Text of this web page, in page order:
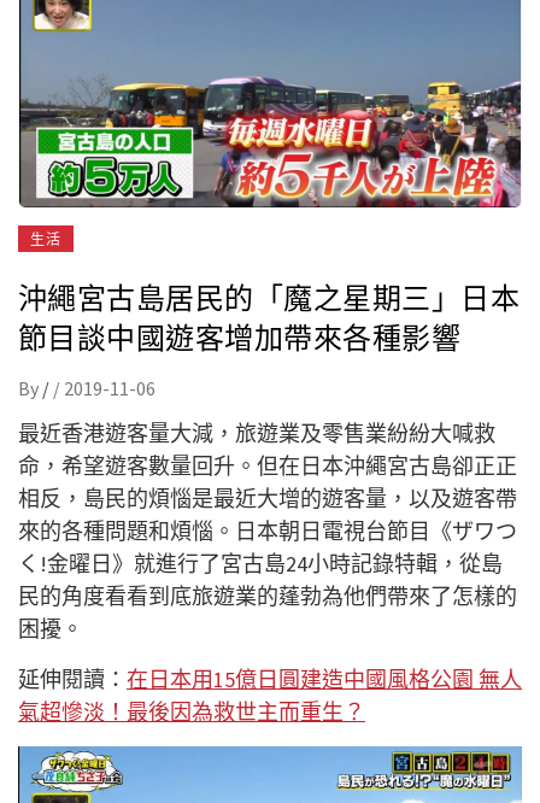
生活
沖繩宮古島居民的「魔之星期三」日本
節目談中國遊客增加帶來各種影響
By / / 2019-11-06
最近香港遊客量大減，旅遊業及零售業紛紛大喊救
命，希望遊客數量回升。但在日本沖繩宮古島卻正正
相反，島民的煩惱是最近大增的遊客量，以及遊客帶
來的各種問題和煩惱。日本朝日電視台節目《ザワつ
く!金曜日》就進行了宮古島24小時記錄特輯，從島
民的角度看看到底旅遊業的蓬勃為他們帶來了怎樣的
困擾。
延伸閱讀： 在日本用15億日圓建造中國風格公園 無人
氣超慘淡！最後因為救世主而重生？